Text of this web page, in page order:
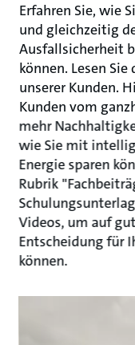
Erfahren Sie, wie
und gleichzeitig
Ausfallsicherheit
können. Lesen
unserer Kunden.
Kunden vom
mehr
wie Sie mit
Energie sparen
Rubrik
Videos, um auf
Entscheidung für
können.